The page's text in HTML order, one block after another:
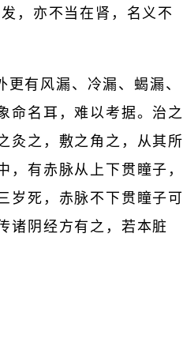
，亦不当在肾，名义不
有风漏、冷漏、蝎漏、
命名耳，难以考据。治之
灸之，敷之角之，从其所
有赤脉从上下贯瞳子，
岁死，赤脉不下贯瞳子可
诸阴经方有之，若本脏